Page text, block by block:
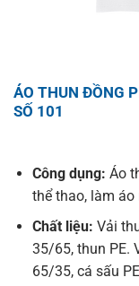
ÁO THUN ĐỒNG
SỐ 101
Công dụng: Áo
thể thao, làm
Chất liệu: Vải
35/65, thun PE.
65/35, cá sấu